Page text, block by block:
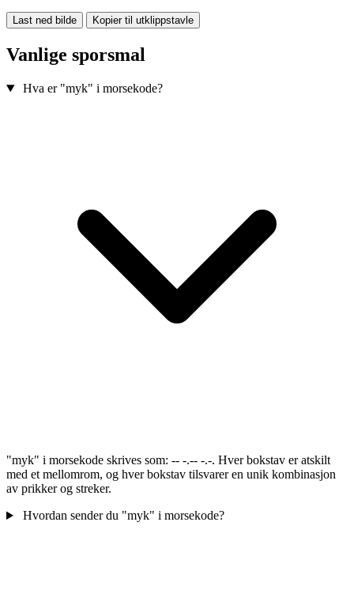
Last ned bilde Kopier til utklippstavle
Vanlige sporsmal
Hva er "myk" i morsekode?
"myk" i morsekode skrives som: -- -.-- -.-. Hver bokstav er atskilt
med et mellomrom, og hver bokstav tilsvarer en unik kombinasjon
av prikker og streker.
Hvordan sender du "myk" i morsekode?